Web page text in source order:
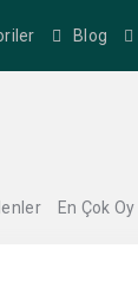
Blog
En Çok